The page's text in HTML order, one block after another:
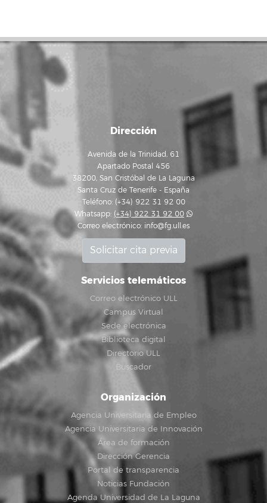
Dirección
Avenida de la Trinidad, 61
Apartado Postal 456
38200, San Cristóbal de La Laguna
Santa Cruz de Tenerife - España
Teléfono: (+34) 922 31 92 00
Whatsapp: (+34) 922 31 92 00
Correo electrónico: info@fg.ull.es
Solicitar cita previa
Servicios telemáticos
Correo electrónico ULL
Campus Virtual
Sede electrónica
Biblioteca digital
Directorio ULL
Buscador
Organización
Agencia Universitaria de Empleo
Agencia Universitaria de Innovación
Área de formación
Dirección Gerencia
Portal de transparencia
Noticias Fundación
Agenda Universidad de La Laguna